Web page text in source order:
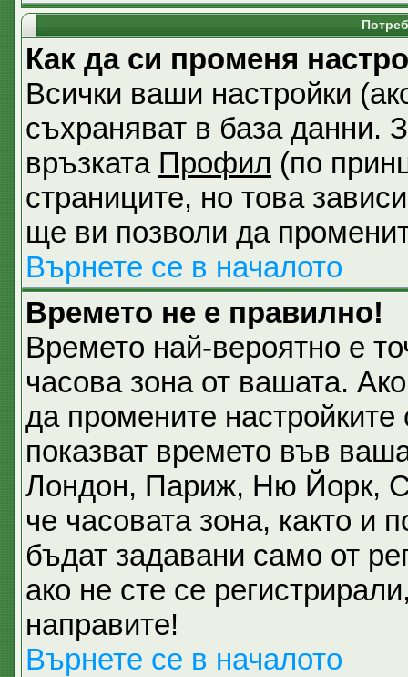
Как да си променя
Всички ваши настройки
съхраняват в база данни.
връзката Профил (по
страниците, но това
ще ви позволи да
Върнете се в началото
Времето не е правилно!
Времето най-вероятно е
часова зона от вашата.
да промените
показват времето във
Лондон, Париж, Ню Йорк,
че часовата зона, както и
бъдат задавани само от
ако не сте се
направите!
Върнете се в началото